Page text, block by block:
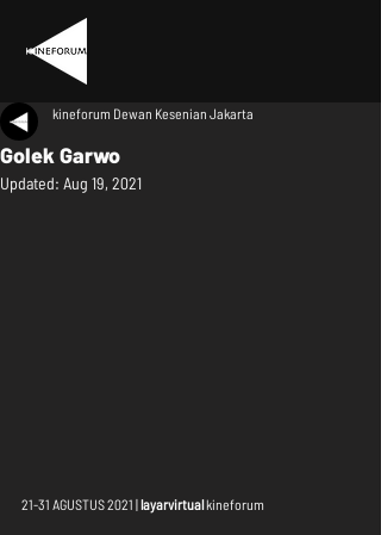
Golek Garwo
kineforum Dewan Kesenian Jakarta
Updated: Aug 19, 2021
21-31 AGUSTUS 2021 | layarvirtual kineforum